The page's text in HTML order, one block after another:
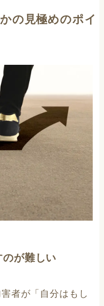
の見極めのポイ
が難しい
者が「自分はもし